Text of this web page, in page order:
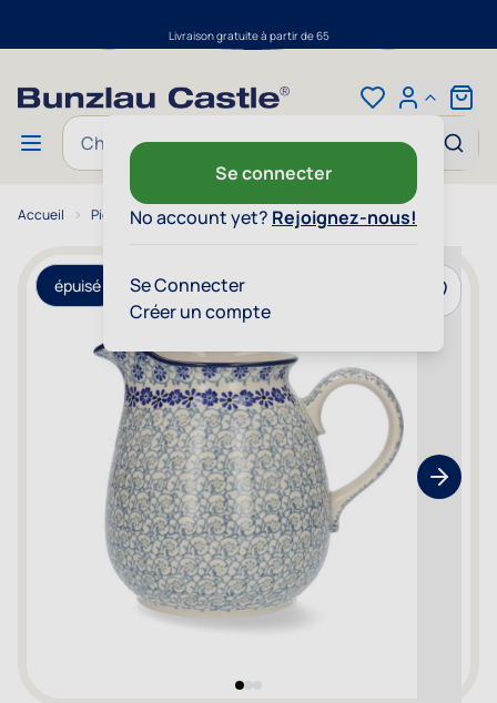
Livraison gratuite à partir de 65
Se connecter
No account yet? Rejoignez-nous!
Se Connecter
Créer un compte
Cart
Chercher
Accueil Pichet 1500 ml - Blue Fountain
épuisé
Show